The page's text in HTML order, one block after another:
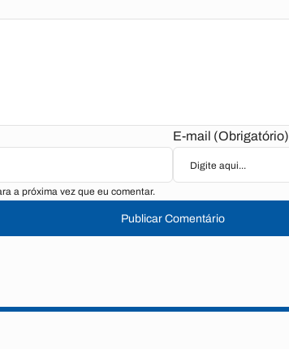
E-mail (Obrigatório)
a próxima vez que eu comentar.
Publicar Comentário